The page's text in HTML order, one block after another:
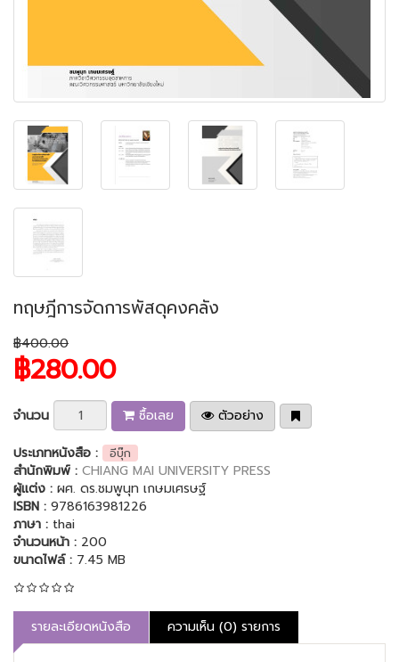
ทฤษฎีการจัดการพัสดุคงคลัง
฿400.00
฿280.00
จำนวน ซื้อเลย
ตัวอย่าง
ประเภทหนังสือ :
อีบุ๊ก
สำนักพิมพ์ : CHIANG MAI UNIVERSITY PRESS
ผู้แต่ง : ผศ. ดร.ชมพูนุท เกษมเศรษฐ์
ISBN : 9786163981226
ภาษา : thai
จำนวนหน้า : 200
ขนาดไฟล์ : 7.45 MB
รายละเอียดหนังสือ ความเห็น (0) รายการ